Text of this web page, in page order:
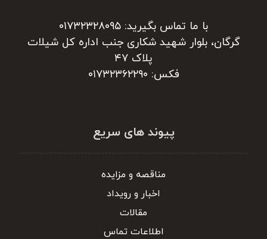
با ما تماس بگیرید: ۰۱۷۳۲۳۲۸۰۹۵
گرگان، بلوار شهید شکاری جنب اداره کل شیلات
پلاک ۴۷
فکس: ۰۱۷۳۲۳۶۲۲۹۰
پیوند های سریع
مناقصه و مزایده
اخبار و رویداد
مقالات
اطلاعات تماس